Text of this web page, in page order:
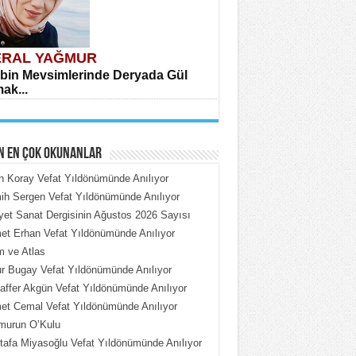
YAĞMUR
Mevsimlerinde Deryada Gül
ÇOBAN
Put Dışardaki Maskeler...
EN ÇOK OKUNANLAR
Koray Vefat Yıldönümünde Anılıyor
Sergen Vefat Yıldönümünde Anılıyor
Sanat Dergisinin Ağustos 2026 Sayısı
Erhan Vefat Yıldönümünde Anılıyor
ve Atlas
Bugay Vefat Yıldönümünde Anılıyor
Akgün Vefat Yıldönümünde Anılıyor
Cemal Vefat Yıldönümünde Anılıyor
O’Kulu
Miyasoğlu Vefat Yıldönümünde Anılıyor